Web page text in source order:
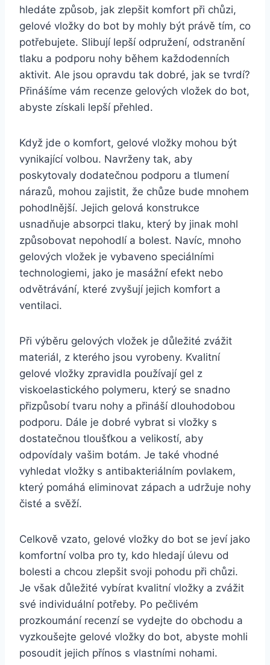
hledáte způsob, jak zlepšit komfort při chůzi,
gelové vložky do bot by mohly být právě tím, ⁢co
potřebujete. Slibují lepší​ odpružení, odstranění
tlaku a podporu ⁤nohy ‌během každodenních
aktivit.‍ Ale jsou opravdu tak ⁢dobré, jak se tvrdí?
Přinášíme vám recenze gelových vložek do bot,
abyste získali ​lepší přehled.
Když‌ jde o komfort, gelové ‌vložky mohou být
vynikající volbou. Navrženy tak, aby
poskytovaly dodatečnou podporu a tlumení
nárazů, mohou​ zajistit, že chůze‌ bude mnohem
pohodlnější. Jejich gelová konstrukce⁣
usnadňuje‌ absorpci tlaku, který‍ by jinak⁢ mohl​
způsobovat nepohodlí a bolest. Navíc, mnoho⁣
gelových ​vložek je‍ vybaveno speciálními
technologiemi, jako je ⁢masážní efekt nebo
odvětrávání, které zvyšují jejich‌ komfort a⁢
ventilaci.
Při výběru gelových vložek je‍ důležité zvážit
materiál, z kterého jsou vyrobeny. Kvalitní
gelové vložky zpravidla používají gel ⁢z
⁢viskoelastického ⁤polymeru, který ​se snadno
přizpůsobí⁤ tvaru nohy a přináší dlouhodobou
podporu. Dále​ je dobré vybrat si vložky s
dostatečnou tloušťkou a velikostí, aby
odpovídaly ⁤vašim botám. Je také vhodné
vyhledat vložky ‍s⁢ antibakteriálním povlakem,
který pomáhá eliminovat ⁢zápach a udržuje nohy
čisté a svěží.
Celkově vzato, gelové vložky ‌do bot se jeví​ jako
⁤komfortní⁤ volba pro ty,⁢ kdo​ hledají‍ úlevu od
bolesti a chcou zlepšit svoji pohodu⁢ při chůzi.
Je však​ důležité​ vybírat⁣ kvalitní vložky ⁢a zvážit
své individuální potřeby. Po pečlivém
prozkoumání recenzí se vydejte do obchodu a
vyzkoušejte gelové vložky do bot, abyste mohli
posoudit jejich přínos s vlastními ​nohami.